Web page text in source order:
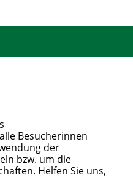
Besucherinnen
der
bzw. um die
Helfen Sie uns,